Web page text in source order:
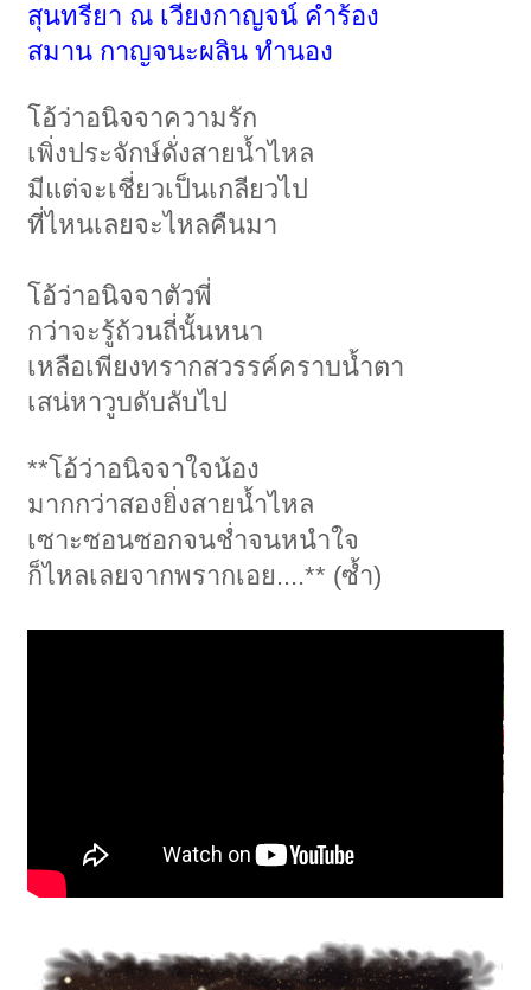
สุนทรียา ณ เวียงกาญจน์ คำร้อง
สมาน กาญจนะผลิน ทำนอง
โอ้ว่าอนิจจาความรัก
เพิ่งประจักษ์ดั่งสายน้ำไหล
มีแต่จะเชี่ยวเป็นเกลียวไป
ที่ไหนเลยจะไหลคืนมา
โอ้ว่าอนิจจาตัวพี่
กว่าจะรู้ถ้วนถี่นั้นหนา
เหลือเพียงทรากสวรรค์คราบน้ำตา
เสน่หาวูบดับลับไป
**โอ้ว่าอนิจจาใจน้อง
มากกว่าสองยิ่งสายน้ำไหล
เซาะซอนซอกจนช่ำจนหนำใจ
ก็ไหลเลยจากพรากเอย....** (ซ้ำ)